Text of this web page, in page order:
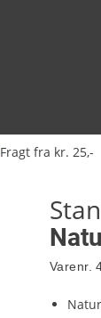
Fragt fra kr. 25,-
Varenr.